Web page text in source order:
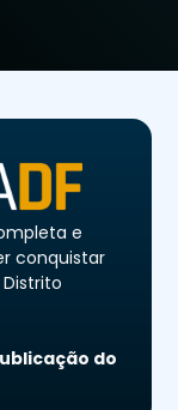
e
conquistar
do